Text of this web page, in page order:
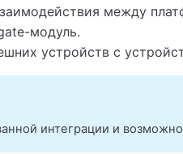
между
модуль.
устройств с
интеграции и